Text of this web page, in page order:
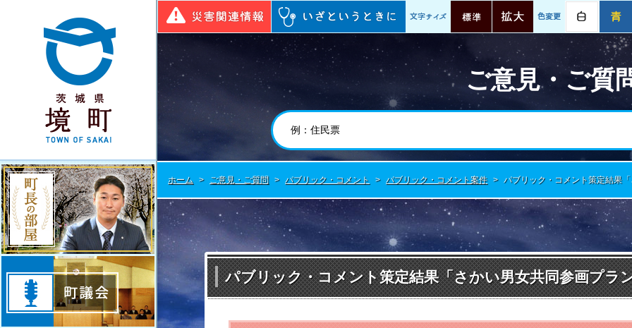
境町公式ホームページ
町議会
災害関連情報 標準 色変更
ご意見・ご質
ホーム > ご意見・ご質問 > パブリック・コメント > パブリック・コメント案件 > パブリック・コメント策定結果
パブリック・コメント策定結果「さかい男女共同参画プラ